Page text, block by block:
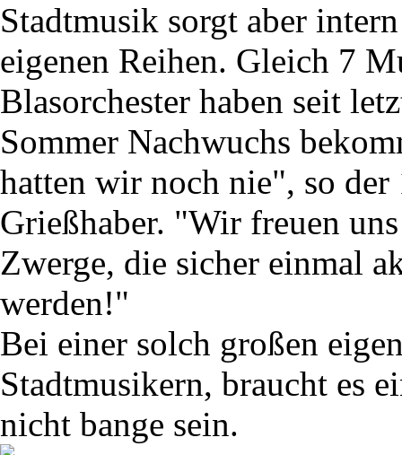
Stadtmusik sorgt aber
eigenen Reihen. Gleich 7
Blasorchester haben seit
Sommer Nachwuchs
hatten wir noch nie", so der
Grießhaber. "Wir freuen
Zwerge, die sicher einmal
werden!"
Bei einer solch großen
Stadtmusikern, braucht es
nicht bange sein.